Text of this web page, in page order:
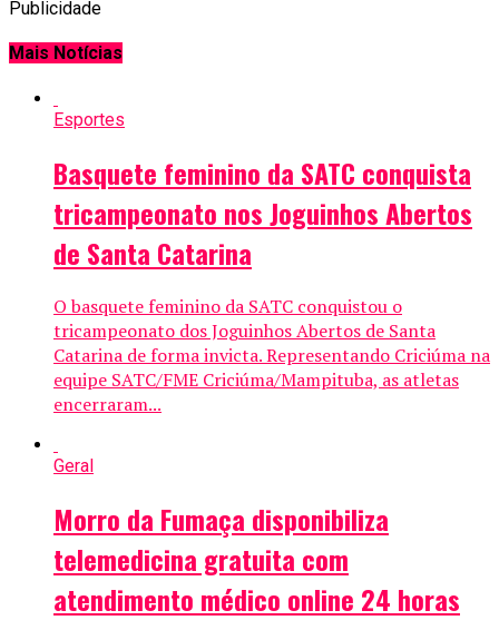
Publicidade
Mais Notícias
Esportes
Basquete feminino da SATC conquista
tricampeonato nos Joguinhos Abertos
de Santa Catarina
O basquete feminino da SATC conquistou o
tricampeonato dos Joguinhos Abertos de Santa
Catarina de forma invicta. Representando Criciúma na
equipe SATC/FME Criciúma/Mampituba, as atletas
encerraram...
Geral
Morro da Fumaça disponibiliza
telemedicina gratuita com
atendimento médico online 24 horas